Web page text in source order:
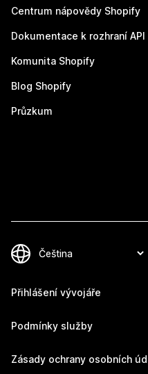
Centrum nápovědy Shopify
Dokumentace k rozhraní API
Komunita Shopify
Blog Shopify
Průzkum
Přihlášení vývojáře
Podmínky služby
Zásady ochrany osobních